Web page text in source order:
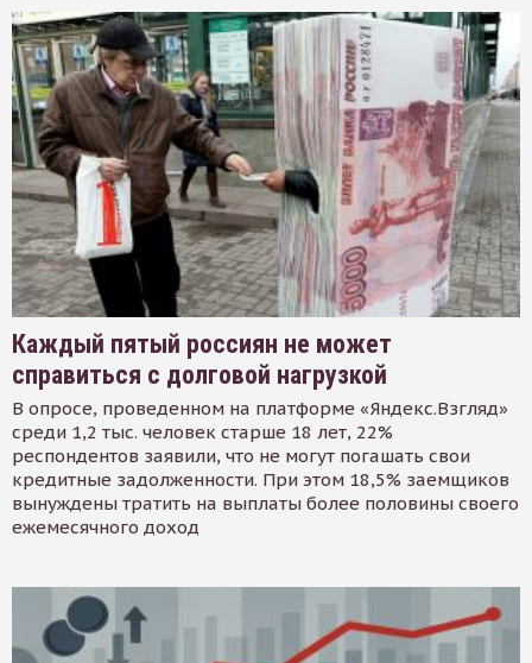
Каждый пятый россиян не может
справиться с долговой нагрузкой
В опросе, проведенном на платформе «Яндекс.Взгляд»
среди 1,2 тыс. человек старше 18 лет, 22%
респондентов заявили, что не могут погашать свои
кредитные задолженности. При этом 18,5% заемщиков
вынуждены тратить на выплаты более половины своего
ежемесячного доход